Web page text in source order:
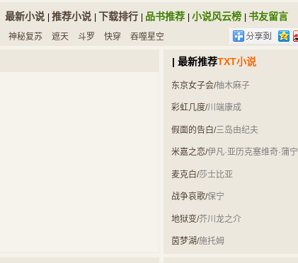
最新小说 推荐小说 下载排行 品书推荐 小说风云榜 书友留言
神秘复苏 遮天 斗罗 快穿 吞噬星空
| 最新推荐TXT小说
东京女子会/柚木麻子
彩虹几度/川端康成
假面的告白/三岛由纪夫
米嘉之恋/伊凡·亚历克塞维奇·蒲宁
麦克白/莎士比亚
战争哀歌/保宁
地狱变/芥川龙之介
茵梦湖/施托姆